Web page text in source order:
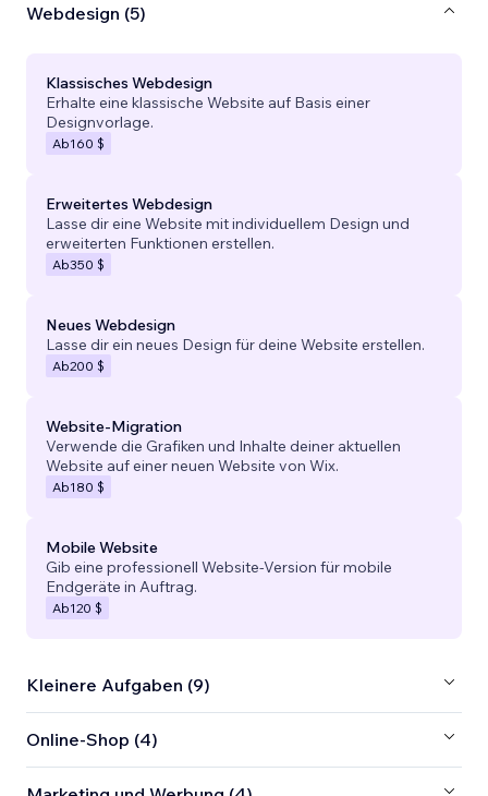
Webdesign (5)
Klassisches Webdesign
Erhalte eine klassische Website auf Basis einer
Designvorlage.
Ab160 $
Erweitertes Webdesign
Lasse dir eine Website mit individuellem Design und
erweiterten Funktionen erstellen.
Ab350 $
Neues Webdesign
Lasse dir ein neues Design für deine Website erstellen.
Ab200 $
Website-Migration
Verwende die Grafiken und Inhalte deiner aktuellen
Website auf einer neuen Website von Wix.
Ab180 $
Mobile Website
Gib eine professionell Website-Version für mobile
Endgeräte in Auftrag.
Ab120 $
Kleinere Aufgaben (9)
Online-Shop (4)